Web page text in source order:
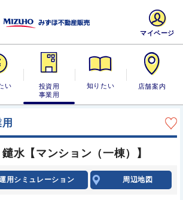
い
投資用・事業
用
知りたい 店舗案内
マイページ
水【マンション（一棟）】
用シミュレーション 周辺地図